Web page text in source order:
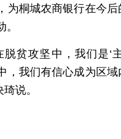
为桐城农商银行在今后
贫攻坚中，我们是‘
，我们有信心成为区域
琦说。